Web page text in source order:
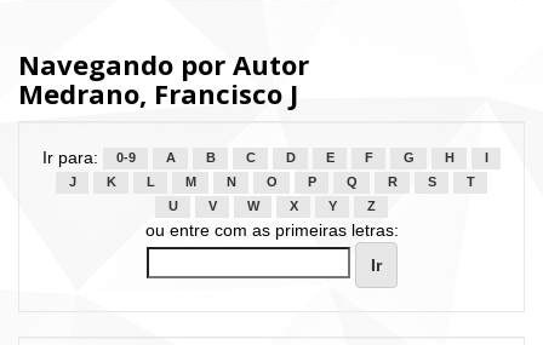
Navegando por Autor
Medrano, Francisco J
Ir para: 0-9 A B C D E F G H
J
K L M N O P Q R S
T
U
V W X Y Z
ou entre com as primeiras letras: